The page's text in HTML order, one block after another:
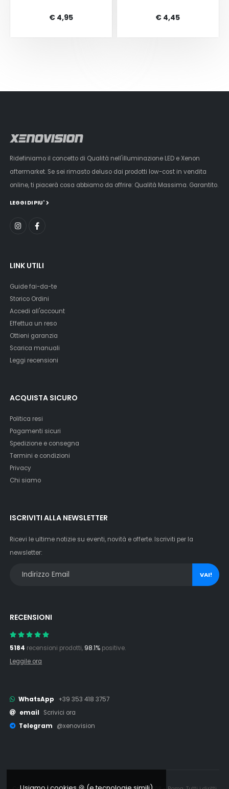
€ 4,95 € 4,45
Ridefiniamo il concetto di Qualità nell'illuminazione LED e Xenon
aftermarket. Se sei rimasto deluso dai prodotti low-cost in vendita
online, ti piacerà cosa abbiamo da offrire: Qualità Massima. Garantito.
LEGGI DI PIU'
LINK UTILI
Guide fai-da-te
Storico Ordini
Accedi all'account
Effettua un reso
Ottieni garanzia
Scarica manuali
Leggi recensioni
ACQUISTA SICURO
Politica resi
Pagamenti sicuri
Spedizione e consegna
Termini e condizioni
Privacy
Chi siamo
ISCRIVITI ALLA NEWSLETTER
Ricevi le ultime notizie su eventi, novità e offerte. Iscriviti per la
newsletter:
VAI!
RECENSIONI
5184 recensioni prodotti, 98.1% positive.
Leggile ora
WhatsApp
+39 353 418 3757
email
Scrivici ora
Telegram
@xenovision